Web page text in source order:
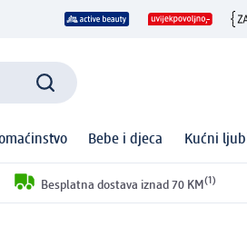
Bebe i djeca Kućni
Besplatna dostava iznad 70 KM (1)